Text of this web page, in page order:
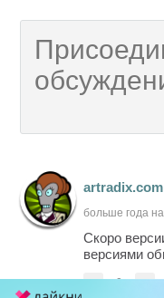
artradix.com
больше года
Скоро
версиями
- 0 +